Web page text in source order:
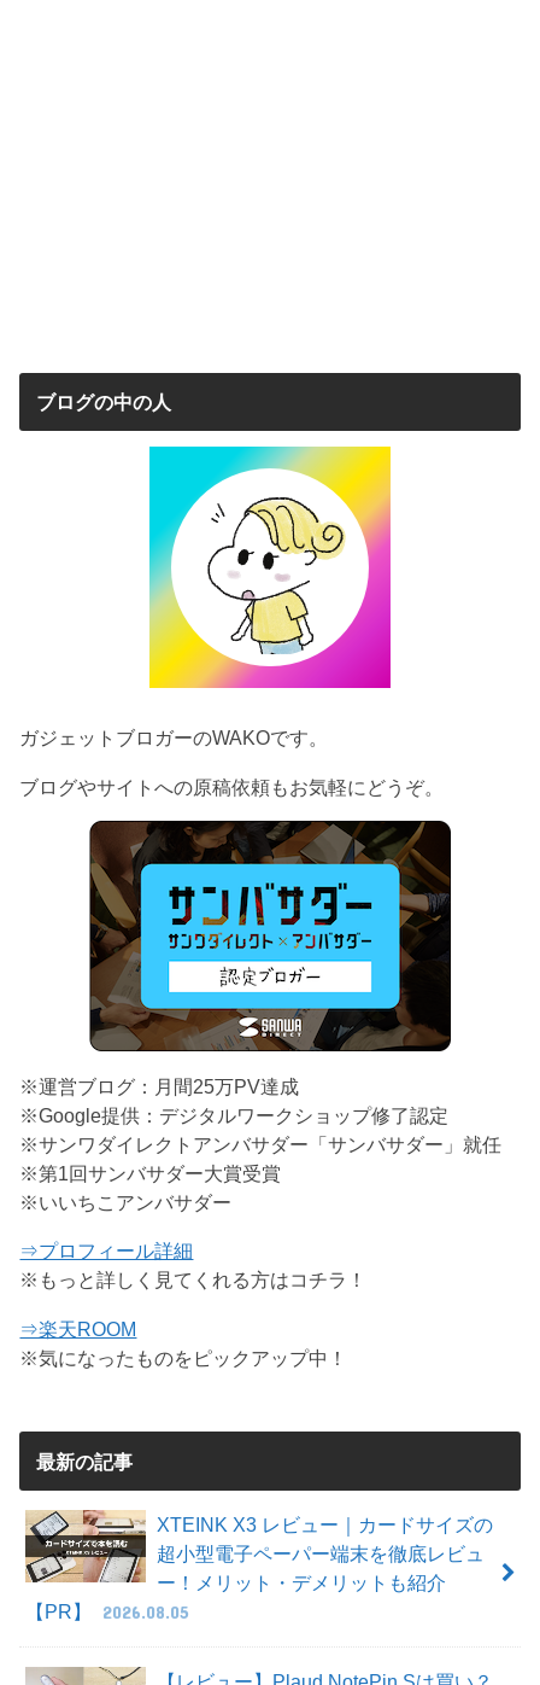
ブログの中の人
ガジェットブロガーのWAKOです。
ブログやサイトへの原稿依頼もお気軽にどうぞ。
※運営ブログ：月間25万PV達成
※Google提供：デジタルワークショップ修了認定
※サンワダイレクトアンバサダー「サンバサダー」就任
※第1回サンバサダー大賞受賞
※いいちこアンバサダー
⇒プロフィール詳細
※もっと詳しく見てくれる方はコチラ！
⇒楽天ROOM
※気になったものをピックアップ中！
最新の記事
XTEINK X3 レビュー｜カードサイズの
超小型電子ペーパー端末を徹底レビュ
ー！メリット・デメリットも紹介
【PR】
2026.08.05